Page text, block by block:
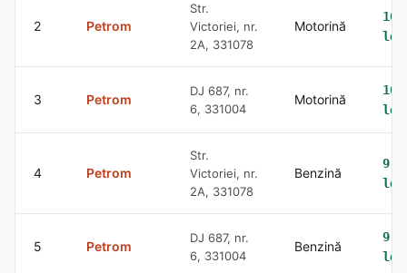
2 Petrom
Str.
Victoriei, nr.
2A, 331078
Motorină
lei
3 Petrom
DJ 687, nr.
6, 331004
Motorină
lei
4 Petrom
Str.
Victoriei, nr.
2A, 331078
Benzină
lei
5 Petrom
DJ 687, nr.
6, 331004
Benzină
lei